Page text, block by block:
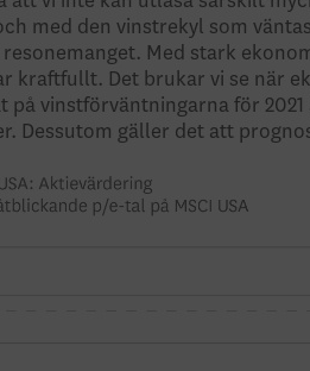
med den vinstrekyl som
Med stark
kraftfullt. Det brukar vi se när
vinstförväntningarna för
Dessutom gäller det att